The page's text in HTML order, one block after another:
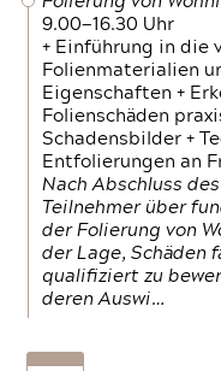
9.00—16.30 Uhr
+ Einführung in die
Folienmaterialien
Eigenschaften +
Folienschäden
Schadensbilder +
Entfolierungen an
Nach Abschluss
Teilnehmer über
der Folierung von
der Lage, Schäden
qualifiziert zu
deren Auswi…